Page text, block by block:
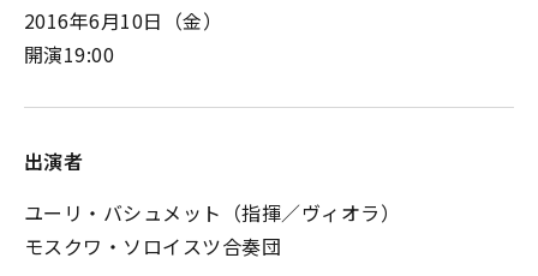
2016年6月10日（金）
開演19:00
出演者
ユーリ・バシュメット（指揮／ヴィオラ）
モスクワ・ソロイスツ合奏団